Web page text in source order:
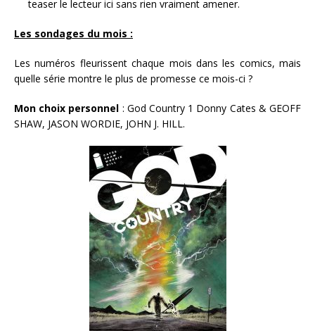
teaser le lecteur ici sans rien vraiment amener.
Les sondages du mois :
Les numéros fleurissent chaque mois dans les comics, mais
quelle série montre le plus de promesse ce mois-ci ?
Mon choix personnel : God Country 1 Donny Cates & GEOFF
SHAW, JASON WORDIE, JOHN J. HILL.